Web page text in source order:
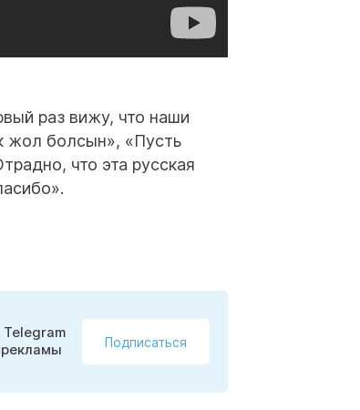
раз вижу, что наши
жол болсын», «Пусть
что эта русская
рекламы
Подписаться